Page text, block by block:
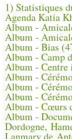
1) Statistiques
Agenda Katia
Album -
Album -
Album - Bias
Album - Camp
Album -
Album -
Album -
Album -
Album - Cœurs
Album -
Dordogne,